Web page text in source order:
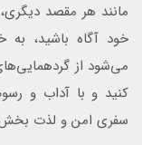
مانند هر مقصد
خود آگاه باشید،
می‌شود از
کنید و با آداب و
سفری امن و لذت بخش